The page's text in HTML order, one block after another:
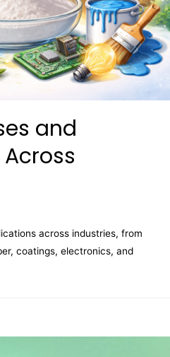
and
across industries, from
coatings, electronics, and